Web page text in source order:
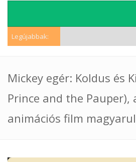
Legújabbak:
Mickey egér: Koldus és
Prince and the Pauper),
animációs film magyarul